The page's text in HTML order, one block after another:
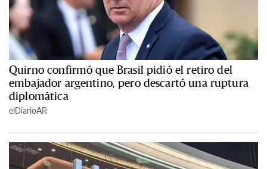
Quirno confirmó que Brasil pidió el retiro del
embajador argentino, pero descartó una ruptura
diplomática
elDiarioAR